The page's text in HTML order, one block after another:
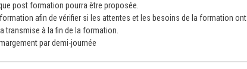
post formation pourra être proposée.
afin de vérifier si les attentes et les besoins de la formation ont
à la fin de la formation.
par demi-journée